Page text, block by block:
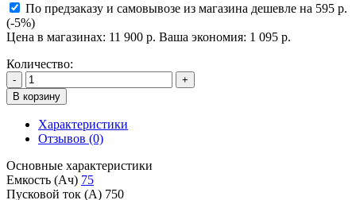
По предзаказу и самовывозе из магазина дешевле на 595 р.
(-5%)
Цена в магазинах: 11 900 р. Ваша экономия: 1 095 р.
Количество:
-
+
В корзину
Характеристики
Отзывов (0)
Основные характеристики
Емкость (Ач) 75
Пусковой ток (А) 750